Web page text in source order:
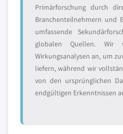
Primärforschung durch
Branchenteilnehmern und
umfassende
globalen Quellen. Wir
Wirkungsanalysen an, um
liefern, während wir
von den ursprünglichen
endgültigen Erkenntnissen